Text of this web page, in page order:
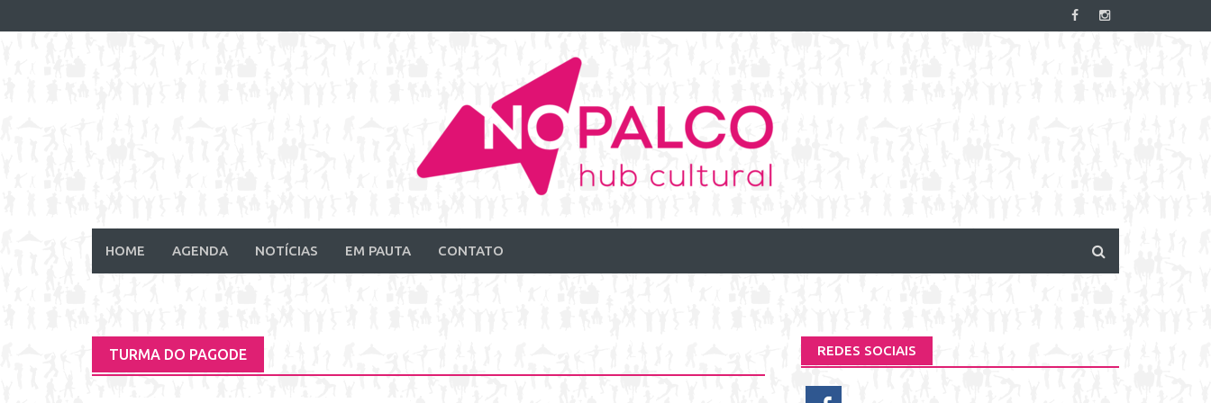
to
HOME AGENDA NOTÍCIAS EM PAUTA CONTATO
TURMA DO PAGODE REDES SOCIAIS